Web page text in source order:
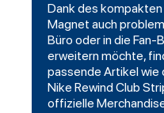
Dank des
Magnet auch
Büro oder in die Fan-
erweitern möchte,
passende Artikel wie
Nike Rewind Club
offizielle